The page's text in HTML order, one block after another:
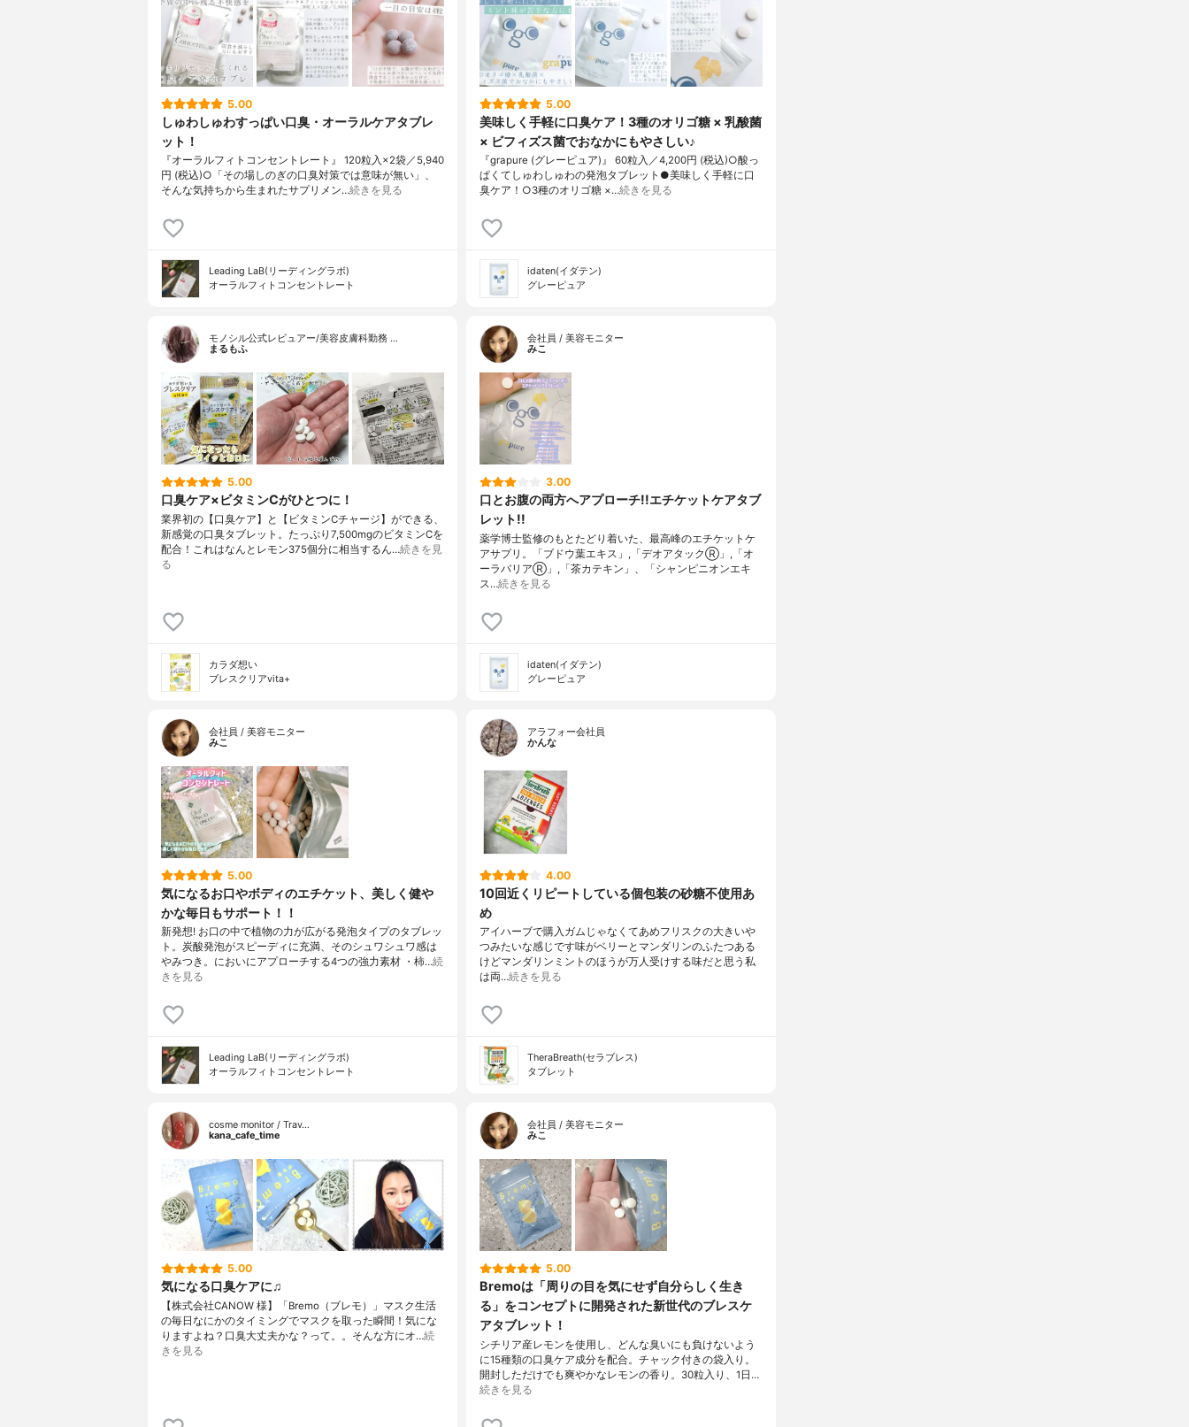
5.00
しゅわしゅわすっぱい口臭・オーラルケアタブレ
ット！
『オーラルフィトコンセントレート』 120粒入×2袋／5,940
円 (税込)○「その場しのぎの口臭対策では意味が無い」、
そんな気持ちから生まれたサプリメン…続きを見る
Leading LaB(リーディングラボ)
オーラルフィトコンセントレート
5.00
美味しく手軽に口臭ケア！3種のオリゴ糖 × 乳酸菌
× ビフィズス菌でおなかにもやさしい♪
『grapure (グレーピュア)』 60粒入／4,200円 (税込)○酸っ
ぱくてしゅわしゅわの発泡タブレット●美味しく手軽に口
臭ケア！○3種のオリゴ糖 ×…続きを見る
idaten(イダテン)
グレーピュア
モノシル公式レビュアー/美容皮膚科勤務 …
まるもふ
5.00
口臭ケア×ビタミンCがひとつに！
業界初の【口臭ケア】と【ビタミンCチャージ】ができる、
新感覚の口臭タブレット。たっぷり7,500mgのビタミンCを
配合！これはなんとレモン375個分に相当するん…続きを見
る
カラダ想い
ブレスクリアvita+
会社員 / 美容モニター
みこ
3.00
口とお腹の両方へアプローチ!!エチケットケアタブ
レット!!
薬学博士監修のもとたどり着いた、最高峰のエチケットケ
アサプリ。「ブドウ葉エキス」,「デオアタックⓇ」,「オ
ーラバリアⓇ」,「茶カテキン」、「シャンピニオンエキ
ス…続きを見る
idaten(イダテン)
グレーピュア
会社員 / 美容モニター
みこ
5.00
気になるお口やボディのエチケット、美しく健や
かな毎日もサポート！！
新発想! お口の中で植物の力が広がる発泡タイプのタブレッ
ト。炭酸発泡がスピーディに充満、そのシュワシュワ感は
やみつき。においにアプローチする4つの強力素材 ・柿…続
きを見る
Leading LaB(リーディングラボ)
オーラルフィトコンセントレート
アラフォー会社員
かんな
4.00
10回近くリピートしている個包装の砂糖不使用あ
め
アイハーブで購入ガムじゃなくてあめフリスクの大きいや
つみたいな感じです味がベリーとマンダリンのふたつある
けどマンダリンミントのほうが万人受けする味だと思う私
は両…続きを見る
TheraBreath(セラブレス)
タブレット
cosme monitor / Trav…
kana_cafe_time
5.00
気になる口臭ケアに♫
【株式会社CANOW 様】「Bremo（ブレモ）」マスク生活
の毎日なにかのタイミングでマスクを取った瞬間！気にな
りますよね？口臭大丈夫かな？って。。そんな方にオ…続
きを見る
会社員 / 美容モニター
みこ
5.00
Bremoは「周りの目を気にせず自分らしく生き
る」をコンセプトに開発された新世代のブレスケ
アタブレット！
シチリア産レモンを使用し、どんな臭いにも負けないよう
に15種類の口臭ケア成分を配合。チャック付きの袋入り。
開封しただけでも爽やかなレモンの香り。30粒入り、1日…
続きを見る